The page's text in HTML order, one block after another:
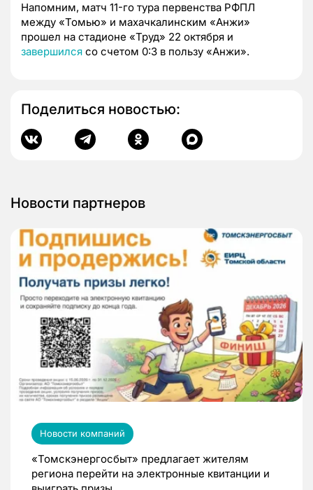
Напомним, матч 11-го тура первенства РФПЛ
между «Томью» и махачкалинским «Анжи»
прошел на стадионе «Труд» 22 октября и
завершился со счетом 0:3 в пользу «Анжи».
Поделиться новостью:
Новости партнеров
Новости компаний
«Томскэнергосбыт» предлагает жителям
региона перейти на электронные квитанции и